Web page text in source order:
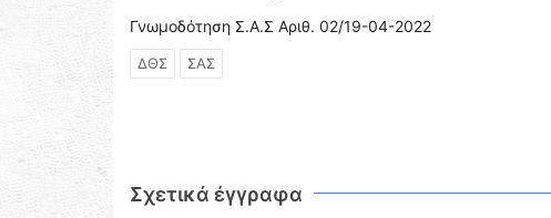
Γνωμοδότηση Σ.Α.Σ Αριθ. 02/19-04-2022
ΔΘΣ ΣΑΣ
Σχετικά έγγραφα